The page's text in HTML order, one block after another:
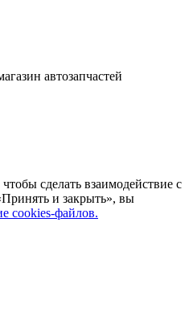
автозапчастей
сделать взаимодействие с
и закрыть», вы
cookies-файлов.